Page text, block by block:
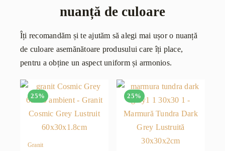
nuanță de culoare
Îți recomandăm și te ajutăm să alegi mai ușor o nuanță
de culoare asemănătoare produsului care îți place,
pentru a obține un aspect uniform și armonios.
25%
Granit
25%